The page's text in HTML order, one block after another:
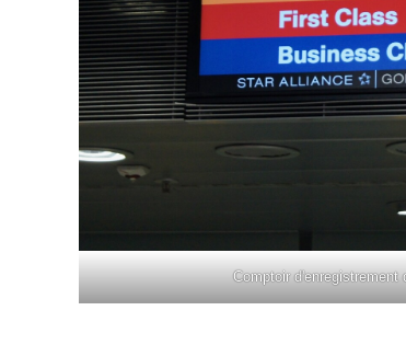
Comptoir d'enregistrement